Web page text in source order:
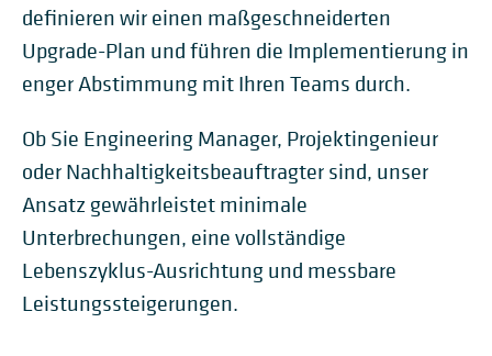
definieren wir einen maßgeschneiderten
Upgrade-Plan und führen die Implementierung in
enger Abstimmung mit Ihren Teams durch.
Ob Sie Engineering Manager, Projektingenieur
oder Nachhaltigkeitsbeauftragter sind, unser
Ansatz gewährleistet minimale
Unterbrechungen, eine vollständige
Lebenszyklus-Ausrichtung und messbare
Leistungssteigerungen.